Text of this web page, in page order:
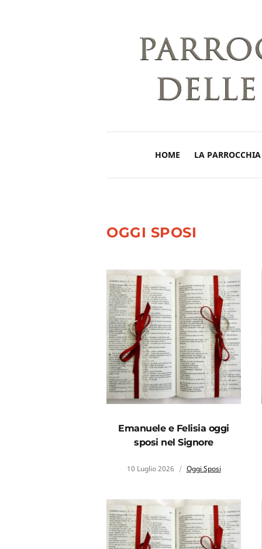
HOME LA PARROCCHIA
OGGI SPOSI
Emanuele e Felisia oggi
sposi nel Signore
10 Luglio 2026 Oggi Sposi